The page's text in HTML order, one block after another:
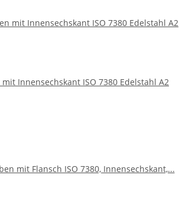
Innensechskant ISO 7380 Edelstahl A2